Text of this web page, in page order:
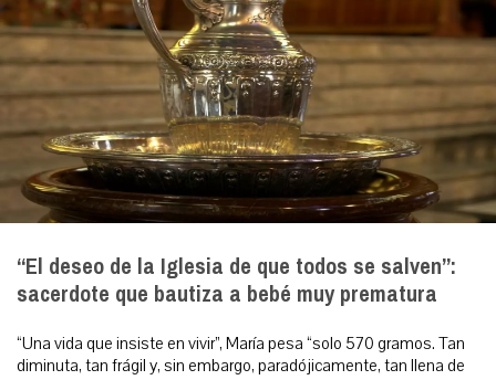
“El deseo de la Iglesia de que todos se salven”:
sacerdote que bautiza a bebé muy prematura
“Una vida que insiste en vivir”, María pesa “solo 570 gramos. Tan
diminuta, tan frágil y, sin embargo, paradójicamente, tan llena de